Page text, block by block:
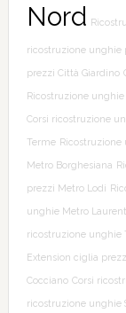
Nord
ricostruzione unghie
prezzi Città Giardino
Ricostruzione
Corsi ricostruzione
Terme Ricostruzione
Metro Borghesiana
prezzi Metro Lodi
unghie Metro
ricostruzione unghie
Extension ciglia
Cocciano Corsi
ricostruzione unghie